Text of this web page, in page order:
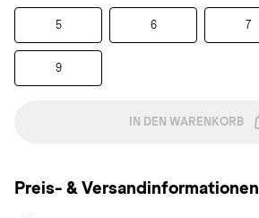
5 6 7
9
IN DEN WARENKORB
Preis- & Versandinformationen